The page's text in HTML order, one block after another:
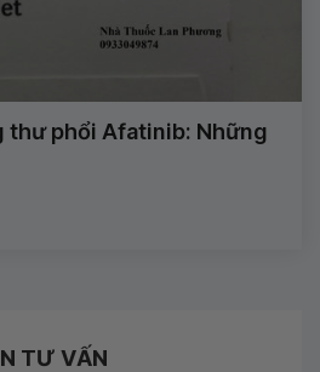
thư phổi Afatinib: Những
TƯ VẤN